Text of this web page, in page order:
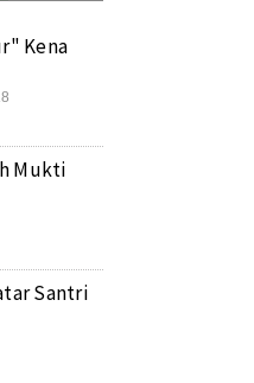
Kena
Mukti
Santri